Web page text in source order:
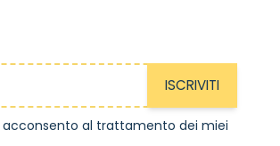
acconsento al trattamento dei miei
ISCRIVITI